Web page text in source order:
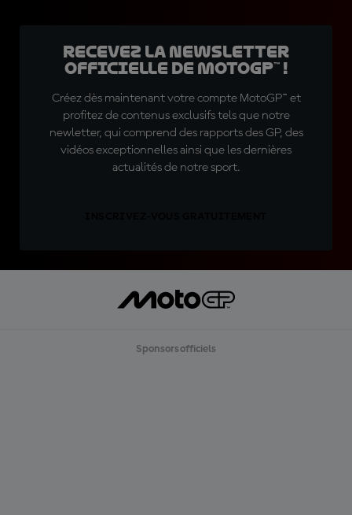
Recevez la Newsletter
officielle de MotoGP™ !
Créez dès maintenant votre compte MotoGP™ et
profitez de contenus exclusifs tels que notre
newletter, qui comprend des rapports des GP, des
vidéos exceptionnelles ainsi que les dernières
actualités de notre sport.
Sponsors officiels